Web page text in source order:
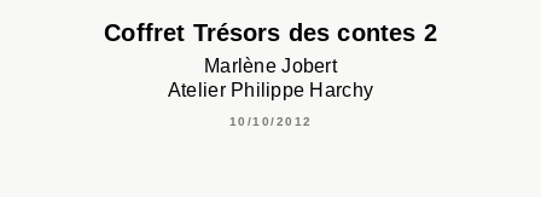
Coffret Trésors des contes 2
Marlène Jobert
Atelier Philippe Harchy
10/10/2012